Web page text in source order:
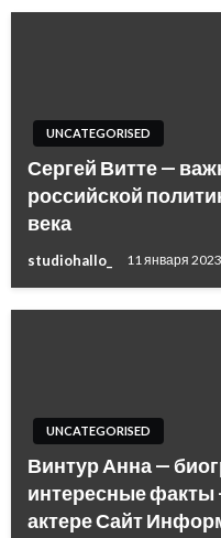
UNCATEGORISED
Сергей Витте —
российской
века
studiohallo_ 11 января 2023
UNCATEGORISED
Винтур Анна —
интересные факты
актере Сайт